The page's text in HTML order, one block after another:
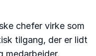
chefer virke som
tilgang, der er lidt
medarbejder.